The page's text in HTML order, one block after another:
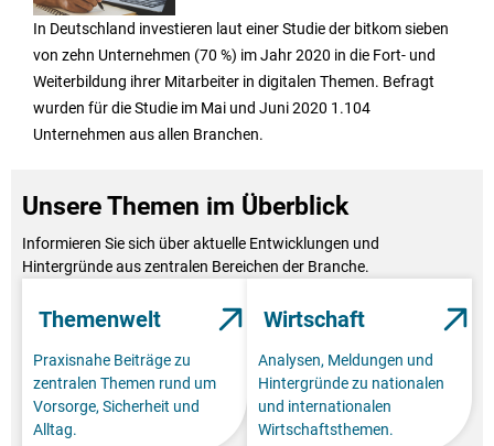
In Deutschland investieren laut einer Studie der bitkom sieben
von zehn Unternehmen (70 %) im Jahr 2020 in die Fort- und
Weiterbildung ihrer Mitarbeiter in digitalen Themen. Befragt
wurden für die Studie im Mai und Juni 2020 1.104
Unternehmen aus allen Branchen.
Unsere Themen im Überblick
Informieren Sie sich über aktuelle Entwicklungen und
Hintergründe aus zentralen Bereichen der Branche.
Themenwelt
Praxisnahe Beiträge zu
zentralen Themen rund um
Vorsorge, Sicherheit und
Alltag.
Wirtschaft
Analysen, Meldungen und
Hintergründe zu nationalen
und internationalen
Wirtschaftsthemen.